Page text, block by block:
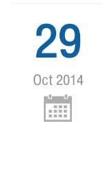
29
Oct 2014